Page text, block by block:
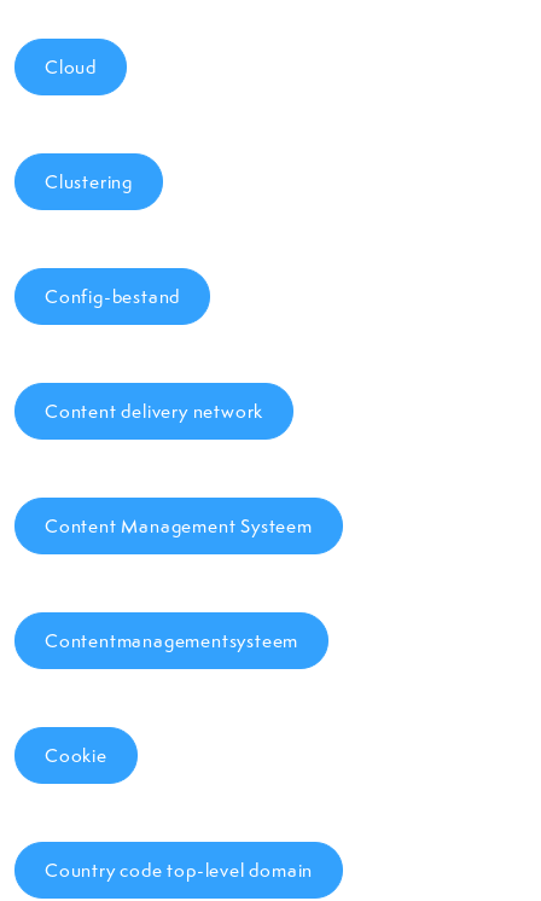
Cloud
Clustering
Config-bestand
Content delivery network
Content Management Systeem
Contentmanagementsysteem
Cookie
Country code top-level domain